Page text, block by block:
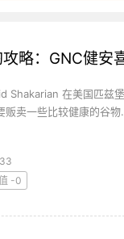
略：GNC健安
Shakarian 在美国匹兹
贩卖一些比较健康的谷物
-0